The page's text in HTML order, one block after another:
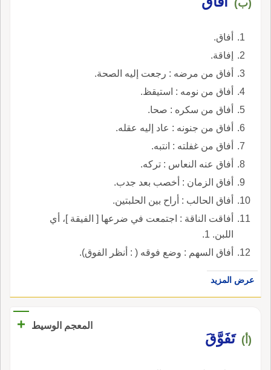
(ب)
أفاق.
إفاقة.
أفاق من مرضه : رجعت إليه الصحة.
أفاق من نومه : استيقظ.
أفاق من سكره : صحا.
أفاق من جنونه : عاد إليه عقله.
أفاق من غفلته : انتبه.
أفاق عنه النعاس : تركه.
أفاق الزمان : أخصب بعد جدب.
أفاق الحالب : أراح بين الحلبتين.
أفاقت الناقة : اجتمعت في ضرعها [ الفيقة ]، أي
اللبن. 1.
أفاق السهم : وضع فوقه ( : أنظر الفوق).
عرض المزيد
المعجم الوسيط +
(أ) تَفَوَّقَ